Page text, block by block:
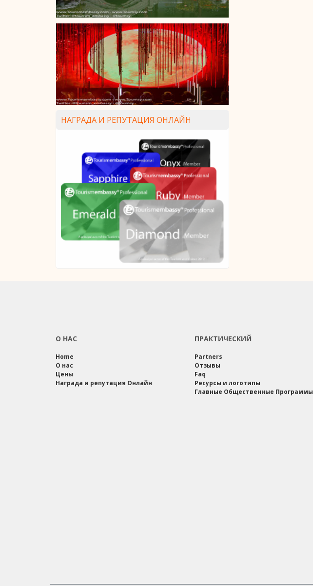
НАГРАДА И РЕПУТАЦИЯ ОНЛАЙН
О НАС
Home
О нас
Цены
Награда и репутация Онлайн
ПРАКТИЧЕСКИЙ
Partners
Отзывы
Faq
Ресурсы и логотипы
Главные Общественные Программы